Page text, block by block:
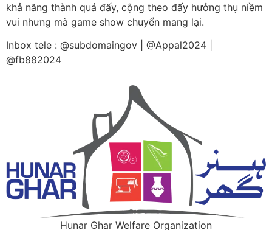
khả năng thành quả đấy, cộng theo đấy hưởng thụ niềm
vui nhưng mà game show chuyển mang lại.
Inbox tele : @subdomaingov | @Appal2024 |
@fb882024
Hunar Ghar Welfare Organization